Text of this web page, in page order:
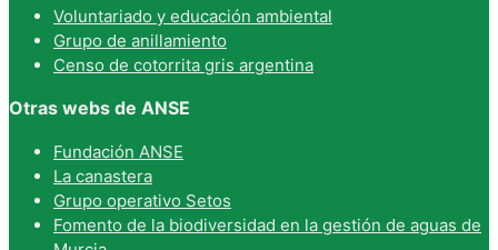
Voluntariado y educación ambiental
Grupo de anillamiento
Censo de cotorrita gris argentina
Otras webs de ANSE
Fundación ANSE
La canastera
Grupo operativo Setos
Fomento de la biodiversidad en la gestión de aguas de